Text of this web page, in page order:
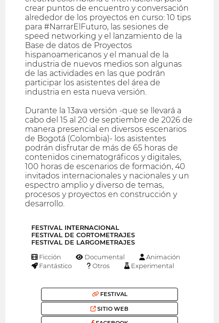
crear puntos de encuentro y conversación
alrededor de los proyectos en curso: 10 tips
para #NarrarElFuturo, las sesiones de
speed networking y el lanzamiento de la
Base de datos de Proyectos
hispanoamericanos y el manual de la
industria de nuevos medios son algunas
de las actividades en las que podrán
participar los asistentes del área de
industria en esta nueva versión.
Durante la 13ava versión -que se llevará a
cabo del 15 al 20 de septiembre de 2026 de
manera presencial en diversos escenarios
de Bogotá (Colombia)- los asistentes
podrán disfrutar de más de 65 horas de
contenidos cinematográficos y digitales,
100 horas de escenarios de formación, 40
invitados internacionales y nacionales y un
espectro amplio y diverso de temas,
procesos y proyectos en construcción y
desarrollo.
FESTIVAL INTERNACIONAL
FESTIVAL DE CORTOMETRAJES
FESTIVAL DE LARGOMETRAJES
Ficción Documental
Animación
Fantástico
Otros Experimental
FESTIVAL
SITIO WEB